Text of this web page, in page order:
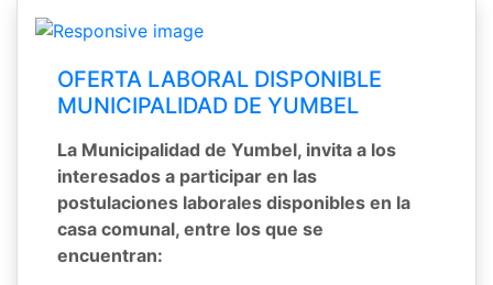
OFERTA LABORAL DISPONIBLE
MUNICIPALIDAD DE YUMBEL
La Municipalidad de Yumbel, invita a los
interesados a participar en las
postulaciones laborales disponibles en la
casa comunal, entre los que se
encuentran: